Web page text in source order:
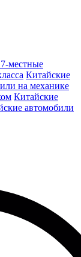
местные
Китайские
на механике
Китайские
автомобили